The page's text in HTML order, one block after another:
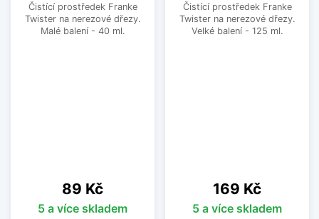
Čistící prostředek Franke
Twister na nerezové dřezy.
Malé balení - 40 ml.
Cena
89 Kč
5 a více skladem
Čistící prostředek Franke
Twister na nerezové dřezy.
Velké balení - 125 ml.
Cena
169 Kč
5 a více skladem